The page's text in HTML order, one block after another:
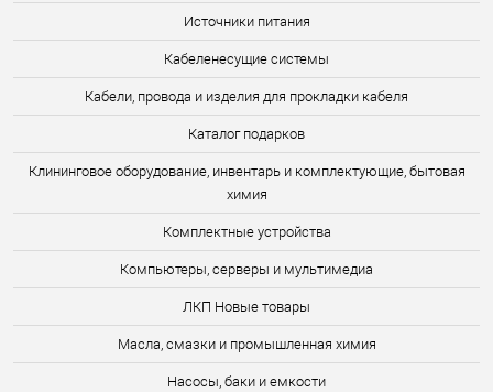
Источники питания
Кабеленесущие системы
Кабели, провода и изделия для прокладки кабеля
Каталог подарков
Клининговое оборудование, инвентарь и комплектующие, бытовая
химия
Комплектные устройства
Компьютеры, серверы и мультимедиа
ЛКП Новые товары
Масла, смазки и промышленная химия
Насосы, баки и емкости